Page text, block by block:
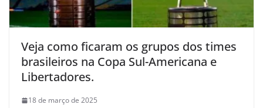
Veja como ficaram os grupos dos times
brasileiros na Copa Sul-Americana e
Libertadores.
18 de março de 2025